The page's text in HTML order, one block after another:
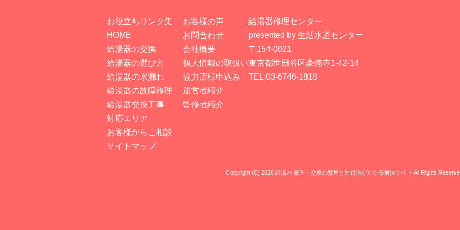
お役立ちリンク集
HOME
給湯器の交換
給湯器の選び方
給湯器の水漏れ
給湯器の故障修理
給湯器交換工事
対応エリア
お客様からご相談
サイトマップ
お客様の声
お問合わせ
会社概要
個人情報の取扱い
協力店様申込み
運営者紹介
監修者紹介
給湯器修理センター
presented by 生活水道センター
〒154-0021
東京都世田谷区豪徳寺1-42-14
TEL:03-6746-1818
Copyright (C) 2026 給湯器 修理・交換の費用と対処法がわかる解決サイト All Rights